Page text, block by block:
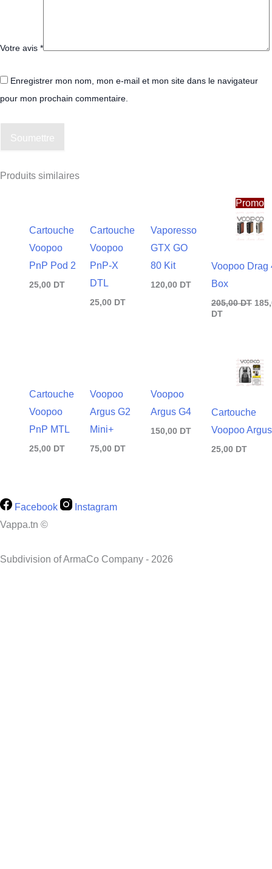
Votre avis *
Enregistrer mon nom, mon e-mail et mon site dans le navigateur
pour mon prochain commentaire.
Soumettre
Produits similaires
Cartouche
Voopoo
PnP Pod 2
25,00 DT
Cartouche
Voopoo
PnP-X
DTL
25,00 DT
Vaporesso
GTX GO
80 Kit
120,00 DT
Promo
Voopoo Drag
Box
205,00DT
prix
DT
prix
actuel
est :
185,00
Cartouche
Voopoo
PnP MTL
25,00 DT
Voopoo
Argus G2
Mini+
75,00 DT
Voopoo
Argus G4
150,00 DT
Cartouche
Voopoo Argus
25,00 DT
Facebook
Instagram
Vappa.tn ©
Subdivision of ArmaCo Company - 2026